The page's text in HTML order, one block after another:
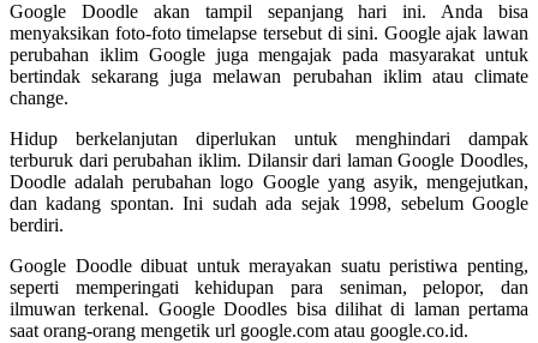
Google Doodle akan tampil sepanjang hari ini. Anda bisa
menyaksikan foto-foto timelapse tersebut di sini. Google ajak lawan
perubahan iklim Google juga mengajak pada masyarakat untuk
bertindak sekarang juga melawan perubahan iklim atau climate
change.
Hidup berkelanjutan diperlukan untuk menghindari dampak
terburuk dari perubahan iklim. Dilansir dari laman Google Doodles,
Doodle adalah perubahan logo Google yang asyik, mengejutkan,
dan kadang spontan. Ini sudah ada sejak 1998, sebelum Google
berdiri.
Google Doodle dibuat untuk merayakan suatu peristiwa penting,
seperti memperingati kehidupan para seniman, pelopor, dan
ilmuwan terkenal. Google Doodles bisa dilihat di laman pertama
saat orang-orang mengetik url google.com atau google.co.id.